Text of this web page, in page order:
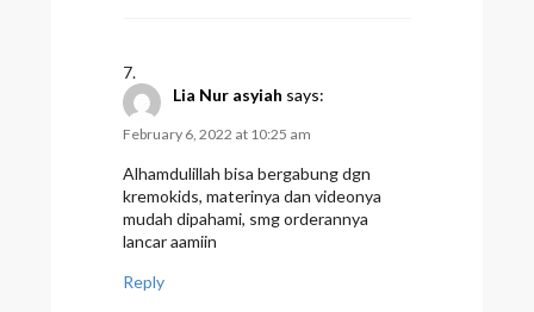
Lia Nur asyiah says:
February 6, 2022 at 10:25 am
Alhamdulillah bisa bergabung dgn
kremokids, materinya dan videonya
mudah dipahami, smg orderannya
lancar aamiin
Reply